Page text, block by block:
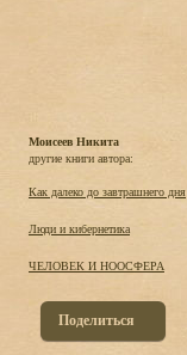
Моисеев Никита
другие книги автора:
Как далеко до завтрашнего дня
Люди и кибернетика
ЧЕЛОВЕК И НООСФЕРА
Поделиться